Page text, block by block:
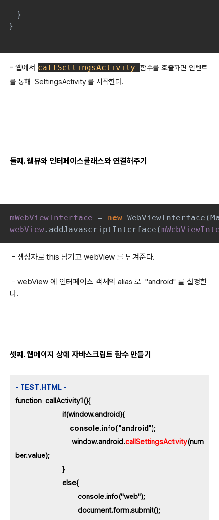
}
}
- 웹에서 callSettingsActivity 함수를 호출하면 인텐트
를 통해 SettingsActivity 를 시작한다.
둘째. 웹뷰와 인터페이스클래스와 연결해주기
mWebViewInterface = new
webView.addJavascriptInterface(
- 생성자로 this 넘기고 webView 를 넘겨준다.
- webView 에 인터페이스 객체의 alias 로 "android" 를 설정한
다.
셋째. 웹페이지 상에 자바스크립트 함수 만들기
- TEST.HTML -
function callActivity1(){
if(window.android){
console.info("android");
window.android.callSettingsActivity(num
ber.value);
}
else{
console.info("web");
document.form.submit();